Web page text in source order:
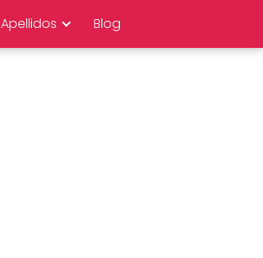
Apellidos Blog